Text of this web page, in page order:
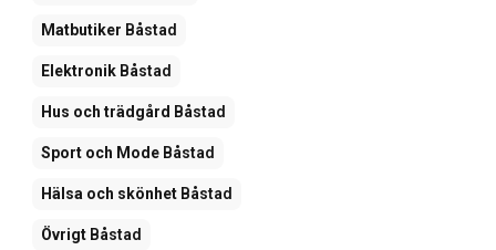
Matbutiker Båstad
Elektronik Båstad
Hus och trädgård Båstad
Sport och Mode Båstad
Hälsa och skönhet Båstad
Övrigt Båstad